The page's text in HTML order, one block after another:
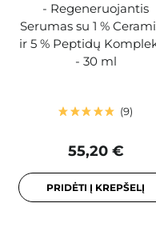
- Regeneruojantis
Serumas su 1 %
ir 5 % Peptidų
- 30 ml
9
55,20 €
PRIDĖTI Į KREPŠELĮ